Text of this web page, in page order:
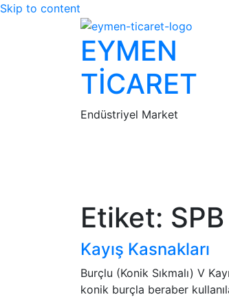
Skip to content
EYMEN
TİCARET
Endüstriyel Market
Etiket:
Kayış Kasnakları
Burçlu (Konik Sıkmalı) V
konik burçla beraber